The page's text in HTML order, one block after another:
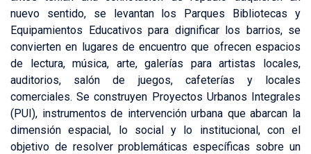
nuevo sentido, se levantan los Parques Bibliotecas y
Equipamientos Educativos para dignificar los barrios, se
convierten en lugares de encuentro que ofrecen espacios
de lectura, música, arte, galerías para artistas locales,
auditorios, salón de juegos, cafeterías y locales
comerciales. Se construyen Proyectos Urbanos Integrales
(PUI), instrumentos de intervención urbana que abarcan la
dimensión espacial, lo social y lo institucional, con el
objetivo de resolver problemáticas específicas sobre un